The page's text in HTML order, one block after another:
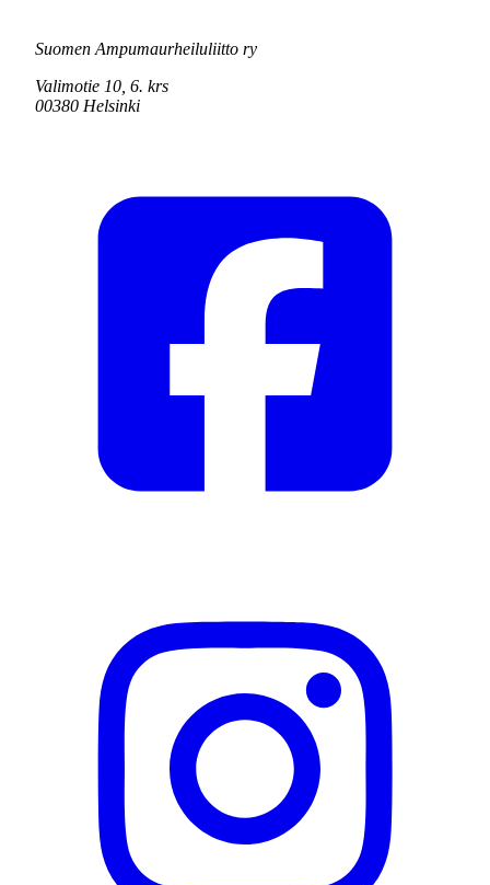
Suomen Ampumaurheiluliitto ry
Valimotie 10, 6. krs
00380 Helsinki